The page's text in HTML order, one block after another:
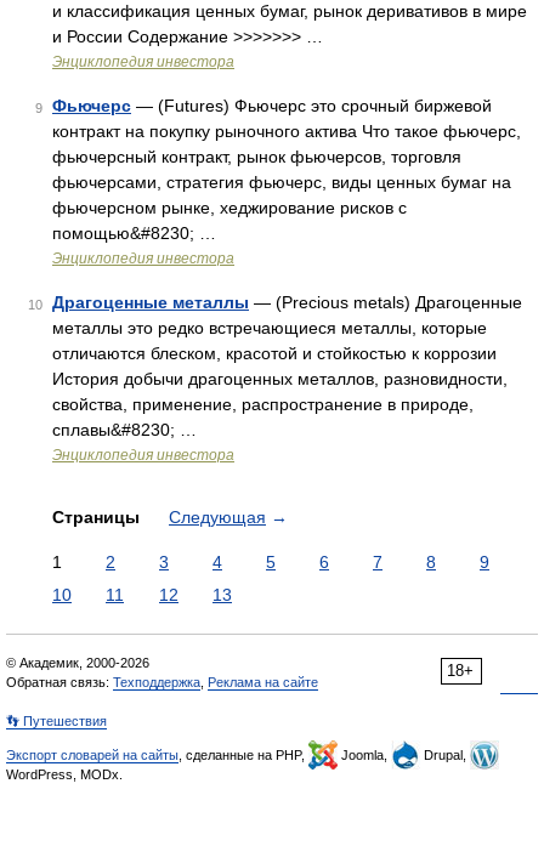
и классификация ценных бумаг, рынок деривативов в мире
и России Содержание >>>>>>> …
Энциклопедия инвестора
9 Фьючерс — (Futures) Фьючерс это срочный биржевой
контракт на покупку рыночного актива Что такое фьючерс,
фьючерсный контракт, рынок фьючерсов, торговля
фьючерсами, стратегия фьючерс, виды ценных бумаг на
фьючерсном рынке, хеджирование рисков с
помощью&#8230; …
Энциклопедия инвестора
10 Драгоценные металлы — (Precious metals) Драгоценные
металлы это редко встречающиеся металлы, которые
отличаются блеском, красотой и стойкостью к коррозии
История добычи драгоценных металлов, разновидности,
свойства, применение, распространение в природе,
сплавы&#8230; …
Энциклопедия инвестора
Страницы Следующая →
1 2 3 4 5 6 7 8
9
10
11 12 13
18+
© Академик, 2000-2026
Обратная связь: Техподдержка Реклама на сайте
👣 Путешествия
Экспорт словарей на сайты , сделанные на PHP, Joomla,
Drupal,
WordPress, MODx.